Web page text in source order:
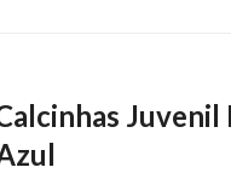
Juvenil